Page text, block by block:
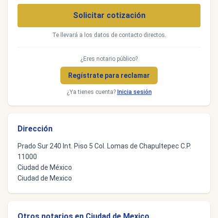
Solicitar cotización
Te llevará a los datos de contacto directos.
¿Eres notario público?
Regístrate para reclamar
¿Ya tienes cuenta? Inicia sesión
Dirección
Prado Sur 240 Int. Piso 5 Col. Lomas de Chapultepec C.P.
11000
Ciudad de México
Ciudad de Mexico